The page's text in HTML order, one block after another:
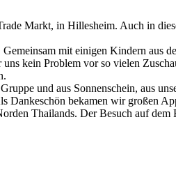
Markt, in Hillesheim. Auch in
mit einigen Kindern aus
kein Problem vor so vielen
und aus Sonnenschein, aus
Dankeschön bekamen wir großen
Thailands. Der Besuch auf